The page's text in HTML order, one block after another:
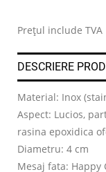
Prețul include TVA
DESCRIERE
Material: Inox
Aspect: Lucios,
rasina epoxidica
Diametru: 4 cm
Mesaj fata: Happy